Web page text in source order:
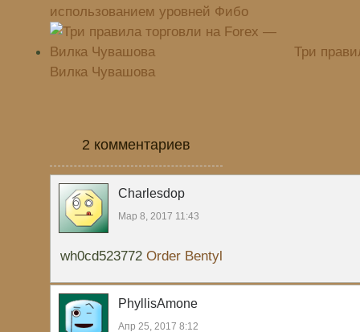
использованием уровней Фибо
Три
Вилка Чувашова
2 комментариев
Charlesdop
Мар 8, 2017 11:43
wh0cd523772 Order Bentyl
PhyllisAmone
Апр 25, 2017 8:12